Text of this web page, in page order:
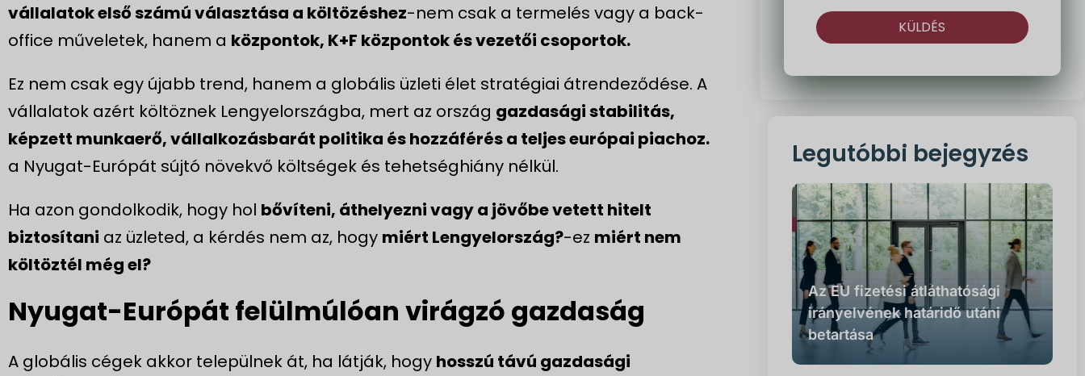
vállalatok első számú választása a költözéshez-nem csak a termelés vagy a back-
office műveletek, hanem a központok, K+F központok és vezetői csoportok.
Ez nem csak egy újabb trend, hanem a globális üzleti élet stratégiai átrendeződése. A
vállalatok azért költöznek Lengyelországba, mert az ország gazdasági stabilitás,
képzett munkaerő, vállalkozásbarát politika és hozzáférés a teljes európai piachoz.
a Nyugat-Európát sújtó növekvő költségek és tehetséghiány nélkül.
Ha azon gondolkodik, hogy hol bővíteni, áthelyezni vagy a jövőbe vetett hitelt
biztosítani az üzleted, a kérdés nem az, hogy miért Lengyelország?-ez miért nem
költöztél még el?
Nyugat-Európát felülmúlóan virágzó gazdaság
A globális cégek akkor települnek át, ha látják, hogy hosszú távú gazdasági
KÜLDÉS
Legutóbbi bejegyzés
Az EU fizetési átláthatósági
irányelvének határidő utáni
betartása